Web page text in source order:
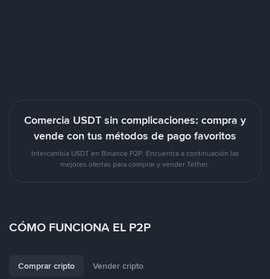
Comercia USDT sin complicaciones: compra y
vende con tus métodos de pago favoritos
Intercambia USDT en Binance P2P. Encuentra a continuación las
mejores ofertas para comprar y vender Tether.
CÓMO FUNCIONA EL P2P
Comprar cripto Vender cripto